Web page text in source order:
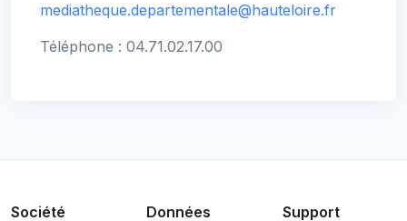
mediatheque.departementale@hauteloire.fr
Téléphone : 04.71.02.17.00
Société Données Support